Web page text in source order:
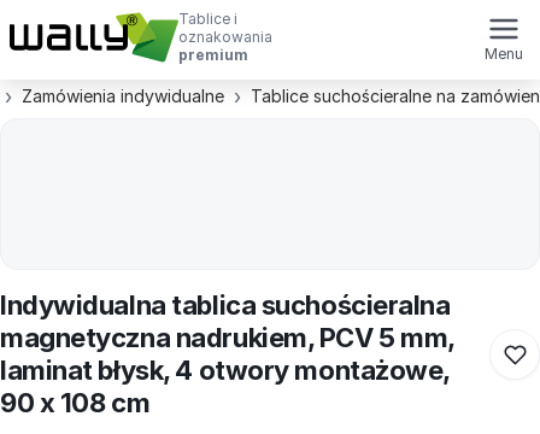
Tablice i
oznakowania
premium
Menu
Zamówienia indywidualne Tablice suchościeralne na
Indywidualna tablica suchościeralna
magnetyczna nadrukiem, PCV 5 mm,
laminat błysk, 4 otwory montażowe,
90 x 108 cm